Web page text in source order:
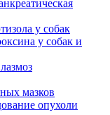
у собак
у собак и
мазков
опухоли